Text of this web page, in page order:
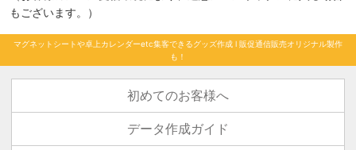
もございます。）
マグネットシートや卓上カレンダーetc集客できるグッズ作成 l 販促通信販売オリジナル製作
も！
初めてのお客様へ
データ作成ガイド